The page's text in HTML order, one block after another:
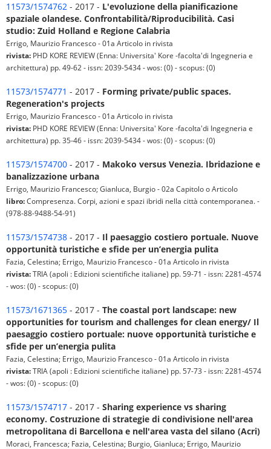
11573/1574762 - 2017 - L'evoluzione della pianificazione
spaziale olandese. Confrontabilità/Riproducibilità. Casi
studio: Zuid Holland e Regione Calabria
Errigo, Maurizio Francesco - 01a Articolo in rivista
rivista: PHD KORE REVIEW (Enna: Universita' Kore -facolta'di Ingegneria e
architettura) pp. 49-62 - issn: 2039-5434 - wos: (0) - scopus: (0)
11573/1574771 - 2017 - Forming private/public spaces.
Regeneration's projects
Errigo, Maurizio Francesco - 01a Articolo in rivista
rivista: PHD KORE REVIEW (Enna: Universita' Kore -facolta'di Ingegneria e
architettura) pp. 35-46 - issn: 2039-5434 - wos: (0) - scopus: (0)
11573/1574700 - 2017 - Makoko versus Venezia. Ibridazione e
banalizzazione urbana
Errigo, Maurizio Francesco; Gianluca, Burgio - 02a Capitolo o Articolo
libro:Compresenza. Corpi, azioni e spazi ibridi nella città contemporanea. -
(978-88-9488-54-91)
11573/1574738 - 2017 - Il paesaggio costiero portuale. Nuove
opportunità turistiche e sfide per un’energia pulita
Fazia, Celestina; Errigo, Maurizio Francesco - 01a Articolo in rivista
rivista:TRIA (apoli : Edizioni scientifiche italiane) pp. 59-71 - issn: 2281-4574
- wos: (0) - scopus: (0)
11573/1671365 - 2017 - The coastal port landscape: new
opportunities for tourism and challenges for clean energy/ Il
paesaggio costiero portuale: nuove opportunità turistiche e
sfide per un’energia pulita
Fazia, Celestina; Errigo, Maurizio Francesco - 01a Articolo in rivista
rivista:TRIA (apoli : Edizioni scientifiche italiane) pp. 57-73 - issn: 2281-4574
- wos: (0) - scopus: (0)
11573/1574717 - 2017 - Sharing experience vs sharing
economy. Costruzione di strategie di condivisione nell'area
metropolitana di Barcellona e nell'area vasta del silano (Acri)
Moraci, Francesca; Fazia, Celestina; Burgio, Gianluca; Errigo, Maurizio